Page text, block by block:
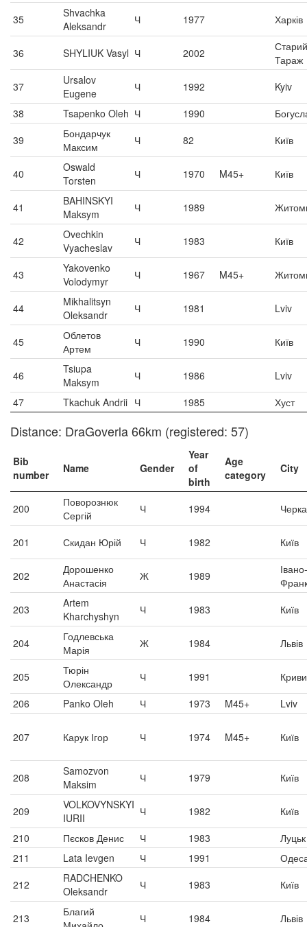
35
Shvachka
Aleksandr
Ч 1977 Харків
36 SHYLIUK Vasyl Ч 2002
Старий
Тараж
37
Ursalov
Eugene
Ч 1992
Kyiv
38
Tsapenko Oleh Ч 1990
39
Бондарчук
Максим
Ч 82 Київ
40
Oswald
Torsten
Ч 1970 M45+ Київ
41
BAHINSKYI
Maksym
Ч 1989
42
Ovechkin
Vyacheslav
Ч 1983 Київ
43
Yakovenko
Volodymyr
Ч 1967 M45+
44
Mikhalitsyn
Oleksandr
Ч 1981 Lviv
45
Облетов
Артем
Ч 1990 Київ
46
Tsiupa
Maksym
Ч 1986
Lviv
47
Tkachuk Andrii Ч 1985 Хуст
Distance: DraGoverla 66km (registered: 57)
Bib
number
Name Gender
Year
of
birth
Age
category
City
200
Поворознюк
Сергій
Ч 1994
201 Скидан Юрій Ч 1982 Київ
202
Дорошенко
Анастасія
Ж 1989
Івано-
203
Artem
Kharchyshyn
Ч 1983 Київ
204
Годлевська
Марія
Ж 1984 Львів
205
Тюрін
Олександр
Ч 1991
206
Panko Oleh Ч 1973 M45+ Lviv
207 Карук Ігор Ч 1974 M45+ Київ
208
Samozvon
Maksim
Ч 1979 Київ
209
VOLKOVYNSKYI
IURII
Ч 1982
Київ
210
Пєсков Денис Ч 1983
Луцьк
211
Lata Ievgen Ч 1991
212
RADCHENKO
Oleksandr
Ч 1983 Київ
213
Благий
Ч 1984 Львів